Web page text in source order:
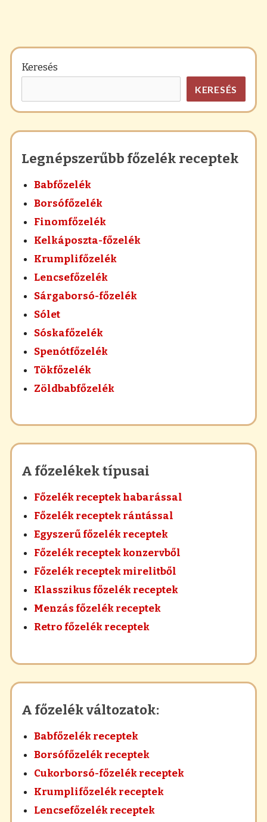
Keresés
KERESÉS
Legnépszerűbb főzelék receptek
Babfőzelék
Borsófőzelék
Finomfőzelék
Kelkáposzta-főzelék
Krumplifőzelék
Lencsefőzelék
Sárgaborsó-főzelék
Sólet
Sóskafőzelék
Spenótfőzelék
Tökfőzelék
Zöldbabfőzelék
A főzelékek típusai
Főzelék receptek habarással
Főzelék receptek rántással
Egyszerű főzelék receptek
Főzelék receptek konzervből
Főzelék receptek mirelitből
Klasszikus főzelék receptek
Menzás főzelék receptek
Retro főzelék receptek
A főzelék változatok:
Babfőzelék receptek
Borsófőzelék receptek
Cukorborsó-főzelék receptek
Krumplifőzelék receptek
Lencsefőzelék receptek